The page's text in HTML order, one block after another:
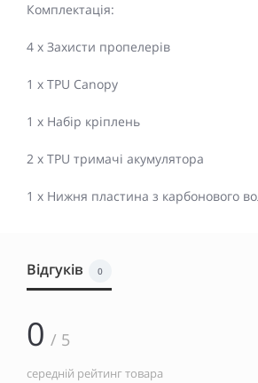
Комплектація:
4 x Захисти пропелерів
1 x TPU Canopy
1 x Набір кріплень
2 x TPU тримачі акумулятора
1 x Нижня пластина з карбонового
Відгуків 0
0 / 5
середній рейтинг товара